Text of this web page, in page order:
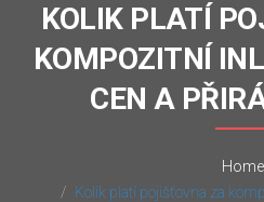
KOLIK PLATÍ
KOMPOZITNÍ
CEN A
Home
Kolik platí pojišťovna za